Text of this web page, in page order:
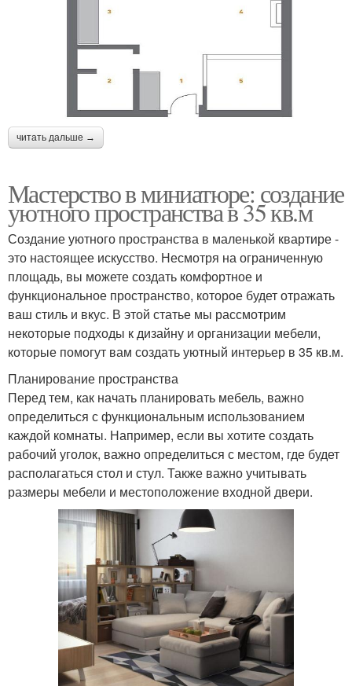
читать дальше →
Мастерство в миниатюре: создание
уютного пространства в 35 кв.м
Создание уютного пространства в маленькой квартире -
это настоящее искусство. Несмотря на ограниченную
площадь, вы можете создать комфортное и
функциональное пространство, которое будет отражать
ваш стиль и вкус. В этой статье мы рассмотрим
некоторые подходы к дизайну и организации мебели,
которые помогут вам создать уютный интерьер в 35 кв.м.
Планирование пространства
Перед тем, как начать планировать мебель, важно
определиться с функциональным использованием
каждой комнаты. Например, если вы хотите создать
рабочий уголок, важно определиться с местом, где будет
располагаться стол и стул. Также важно учитывать
размеры мебели и местоположение входной двери.